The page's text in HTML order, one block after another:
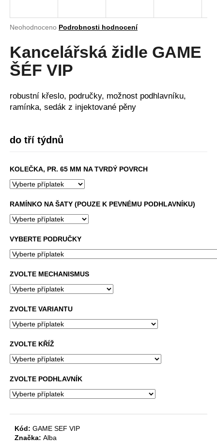
Průměrné
produktu
je
0,0
z
hvězdiček.
Neohodnoceno Podrobnosti hodnocení
Kancelářská židle GAME
ŠÉF VIP
robustní křeslo, područky, možnost podhlavníku,
ramínka, sedák z injektované pěny
do tří týdnů
KOLEČKA, PR. 65 MM NA TVRDÝ POVRCH
RAMÍNKO NA ŠATY (POUZE K PEVNÉMU PODHLAVNÍKU)
VYBERTE PODRUČKY
ZVOLTE MECHANISMUS
ZVOLTE VARIANTU
ZVOLTE KŘÍŽ
ZVOLTE PODHLAVNÍK
Kód: GAME SEF VIP
Značka: Alba
j
t
?
HLEDAT
o
o
u
č
j
e
m
e
STAVITELNÝ
STŮL
ALFA
160
80
VÝŠKA
63
-
129
999
Kč